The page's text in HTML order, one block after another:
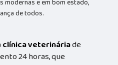
modernas e em bom estado,
de todos.
clínica veterináriade
24 horas, que